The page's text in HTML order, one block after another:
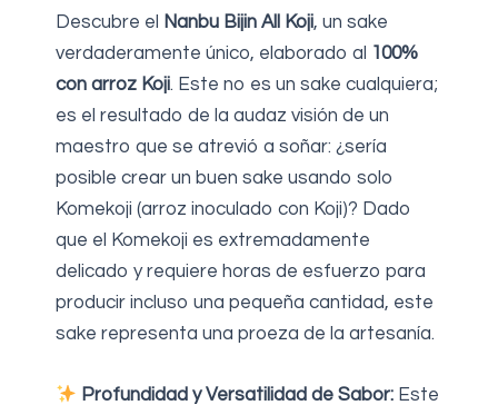
Descubre el Nanbu Bijin All Koji, un sake
verdaderamente único, elaborado al 100%
con arroz Koji. Este no es un sake cualquiera;
es el resultado de la audaz visión de un
maestro que se atrevió a soñar: ¿sería
posible crear un buen sake usando solo
Komekoji (arroz inoculado con Koji)? Dado
que el Komekoji es extremadamente
delicado y requiere horas de esfuerzo para
producir incluso una pequeña cantidad, este
sake representa una proeza de la artesanía.
Profundidad y Versatilidad de Sabor: Este